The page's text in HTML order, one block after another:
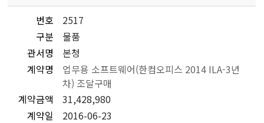
번호
2517
구분
물품
관서명
본청
계약명
업무용 소프트웨어(한컴오피스 2014 ILA-3년
차) 조달구매
계약금액
31,428,980
계약일
2016-06-23